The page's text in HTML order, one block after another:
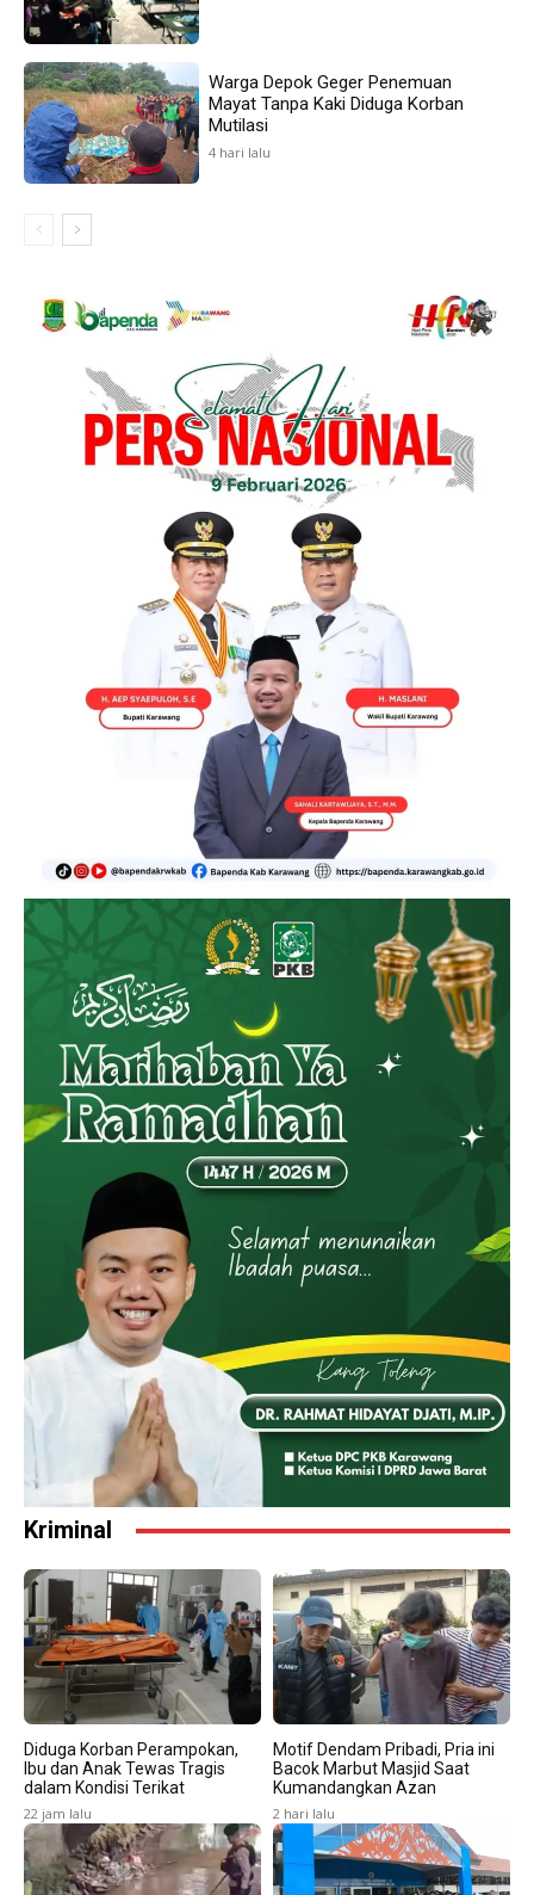
Warga Depok Geger Penemuan
Mayat Tanpa Kaki Diduga Korban
Mutilasi
4 hari lalu
Kriminal
Diduga Korban Perampokan,
Ibu dan Anak Tewas Tragis
dalam Kondisi Terikat
22 jam lalu
Motif Dendam Pribadi, Pria ini
Bacok Marbut Masjid Saat
Kumandangkan Azan
2 hari lalu